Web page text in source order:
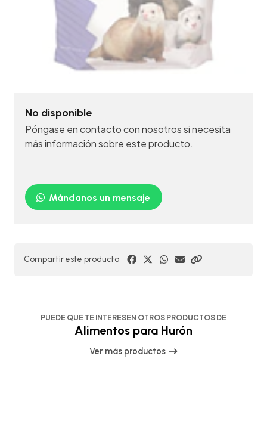
No disponible
Póngase en contacto con nosotros si necesita
más información sobre este producto.
Mándanos un mensaje
Compartir este producto
PUEDE QUE TE INTERESEN OTROS PRODUCTOS DE
Alimentos para Hurón
Ver más productos